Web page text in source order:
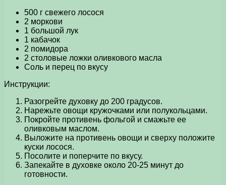
500 г свежего лосося
2 моркови
1 большой лук
1 кабачок
2 помидора
2 столовые ложки оливкового масла
Соль и перец по вкусу
Инструкции:
Разогрейте духовку до 200 градусов.
Нарежьте овощи кружочками или полукольцами.
Покройте противень фольгой и смажьте ее
оливковым маслом.
Выложите на противень овощи и сверху положите
куски лосося.
Посолите и поперчите по вкусу.
Запекайте в духовке около 20-25 минут до
готовности.